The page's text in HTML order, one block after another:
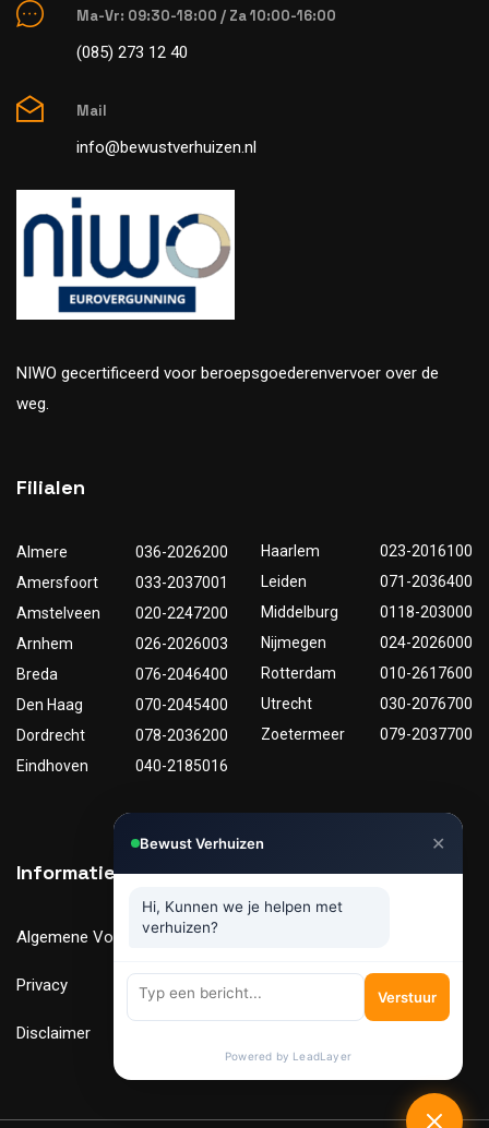
Ma-Vr: 09:30-18:00 / Za 10:00-16:00
(085) 273 12 40
Mail
info@bewustverhuizen.nl
NIWO gecertificeerd voor beroepsgoederenvervoer over de
weg.
Filialen
Almere
036-2026200
Amersfoort
033-2037001
Amstelveen
020-2247200
Arnhem
026-2026003
Breda
076-2046400
Den Haag
070-2045400
Dordrecht
078-2036200
Eindhoven
040-2185016
Haarlem
023-2016100
Leiden
071-2036400
Middelburg
0118-203000
Nijmegen
024-2026000
Rotterdam
010-2617600
Utrecht
030-2076700
Zoetermeer
079-2037700
Informatie
Algemene Voorwaarden
Privacy
Disclaimer
Nuttige links
Verhuismaterialen
Bewust Verhuizen ✕
Hi, Kunnen we je helpen met
verhuizen?
Verstuur
Powered by LeadLayer